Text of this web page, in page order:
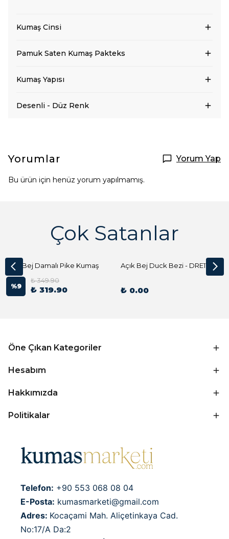
Kumaş Cinsi
Pamuk Saten Kumaş Pakteks
Kumaş Yapısı
Desenli - Düz Renk
Yorumlar Yorum Yap
Bu ürün için henüz yorum yapılmamış.
Çok Satanlar
Açık Bej Damalı Pike Kumaş
%9
₺ 349.90
₺ 319.90
Açık Bej Duck Bezi - DRE1144 Kumaş Peçete
₺ 0.00
Öne Çıkan Kategoriler
Hesabım
Hakkımızda
Politikalar
Telefon: +90 553 068 08 04
E-Posta: kumasmarketi@gmail.com
Adres: Kocaçami Mah. Aliçetinkaya Cad.
No:17/A Da:2